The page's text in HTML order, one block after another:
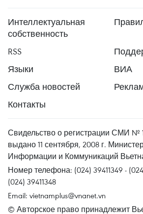
Интеллектуальная
собственность
RSS
Языки
ВИА
Служба новостей
Контакты
Свидельство о регистрации СМИ №
выдано 11 сентября, 2008 г.
Информации и Коммуникаций
Номер телефона: (024) 39411349 -
(024) 39411348
Email: vietnamplus@vnanet.vn
© Авторское право принадлежит